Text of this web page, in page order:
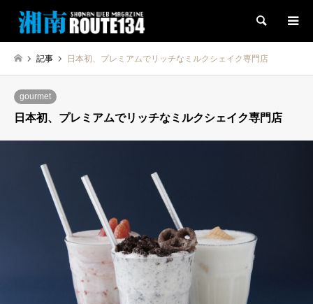
検索
記事 日本初、プレミアムでリッチなミルクシェイク専門店
gourmet
日本初、プレミアムでリッチなミルクシェイク専門店